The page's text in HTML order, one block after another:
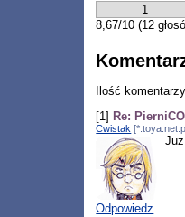
1
8,67/10 (12
Ilość
[1] Re:
Cwistak
Odpowiedz